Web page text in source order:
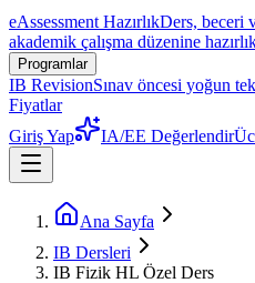
eAssessment HazırlıkDers, beceri
akademik çalışma düzenine
Programlar
IB RevisionSınav öncesi yoğun
Fiyatlar
Giriş Yap
IA/EE Değerlendir
Ana Sayfa
IB Dersleri
IB Fizik HL Özel Ders